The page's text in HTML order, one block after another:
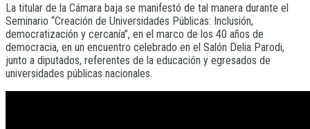
La titular de la Cámara baja se manifestó de tal manera durante el
Seminario “Creación de Universidades Públicas: Inclusión,
democratización y cercanía”, en el marco de los 40 años de
democracia, en un encuentro celebrado en el Salón Delia Parodi,
junto a diputados, referentes de la educación y egresados de
universidades públicas nacionales.